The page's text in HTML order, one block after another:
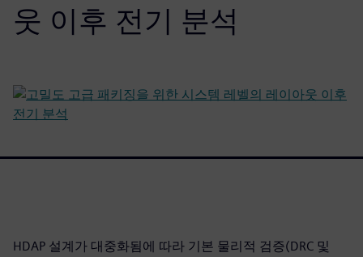
웃 이후 전기 분석
HDAP 설계가 대중화됨에 따라 기본 물리적 검증(DRC 및